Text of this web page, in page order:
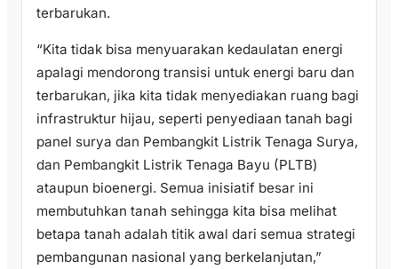
terbarukan.
“Kita tidak bisa menyuarakan kedaulatan energi
apalagi mendorong transisi untuk energi baru dan
terbarukan, jika kita tidak menyediakan ruang bagi
infrastruktur hijau, seperti penyediaan tanah bagi
panel surya dan Pembangkit Listrik Tenaga Surya,
dan Pembangkit Listrik Tenaga Bayu (PLTB)
ataupun bioenergi. Semua inisiatif besar ini
membutuhkan tanah sehingga kita bisa melihat
betapa tanah adalah titik awal dari semua strategi
pembangunan nasional yang berkelanjutan,”